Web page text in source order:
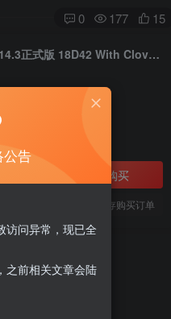
0 177 15
【Len’s DMG】macOS Mojave 10.14.3正式版 18D42 With Clover 4859 原版镜像
立即购买
建议登陆后购买，可保存购买订单
公告
访问异常，现已全
之前相关文章会陆